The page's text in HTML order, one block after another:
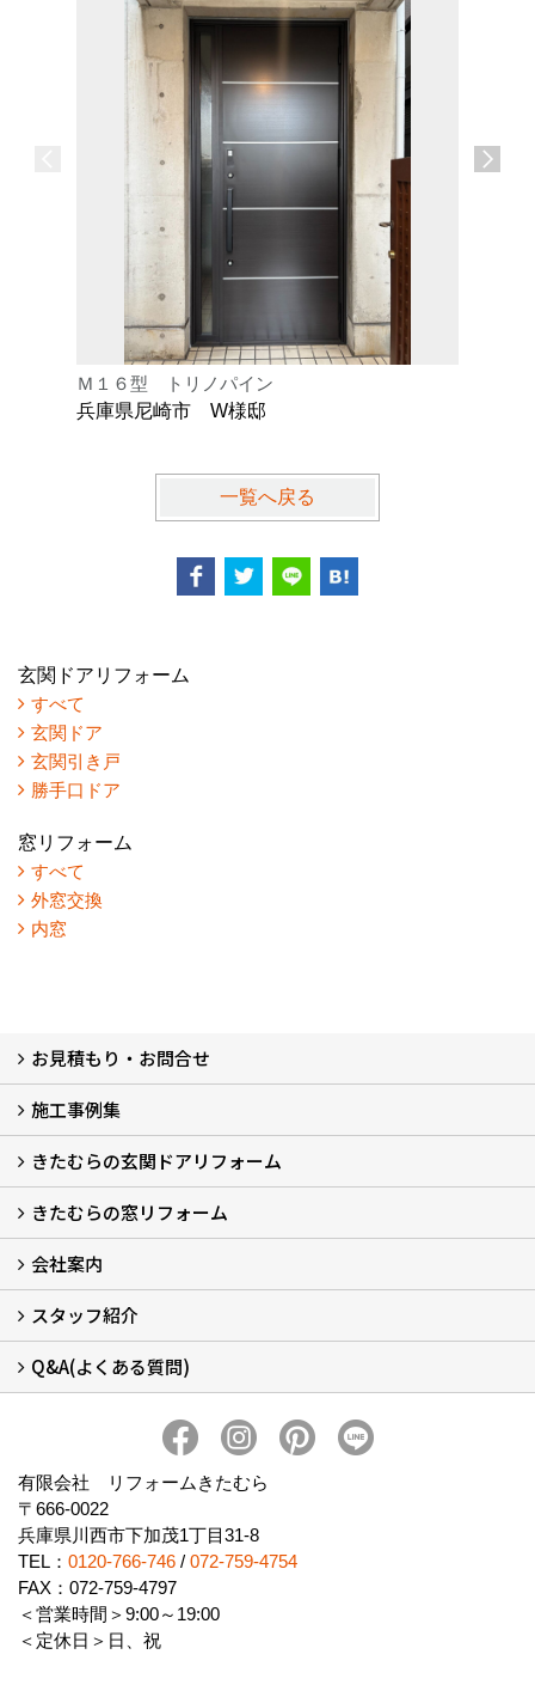
Ｍ１６型 トリノパイン
兵庫県尼崎市 W様邸
一覧へ戻る
玄関ドアリフォーム
すべて
玄関ドア
玄関引き戸
勝手口ドア
窓リフォーム
すべて
外窓交換
内窓
お見積もり・お問合せ
LINEで概算見積もり
チャットで質問
問い合わせフォームから
オンライン相談
電話で相談
無料現地調査をご希望の方
施工事例集
玄関ドアリフォーム
玄関引戸リフォーム
勝手口ドアリフォーム
窓リフォーム
きたむらの玄関ドアリフォーム
玄関ドアリフォームについて
リシェントについて (23)
・玄関ドアバリエーション (52)
・玄関引戸バリエーション (44)
・勝手口ドアバリエーション (11)
安心の自社施工
無料点検
保証について
価格について
概算見積について (2)
きたむらの窓リフォーム
窓リフォームについて (5)
・内窓設置-LIXILインプラス
・内窓設置-AGCまどまど
・窓交換
・エコガラス交換
・防犯・防災ガラス交換
会社案内
会社概要 (2)
ブログ
アクセス
施工エリア
施工までの流れ
SNSインフォメーション
チャット機能
オンライン打合わせ
補助金について (2)
スタッフ紹介
スタッフ紹介
Q&A(よくある質問)
有限会社 リフォームきたむら
〒666-0022
兵庫県川西市下加茂1丁目31-8
TEL： 0120-766-746 / 072-759-4754
FAX：072-759-4797
＜営業時間＞9:00～19:00
＜定休日＞日、祝